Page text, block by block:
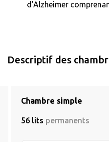
d'Alzheimer
Descriptif des
Chambre simple
56 lits permanents